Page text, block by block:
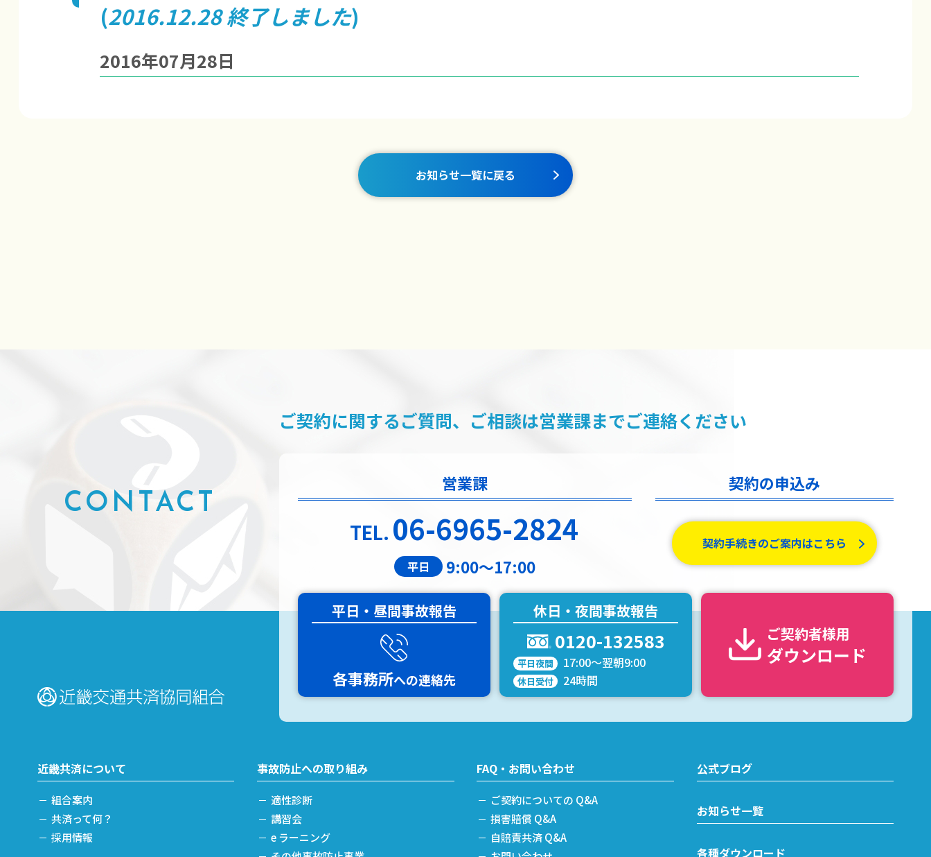
(2016.12.28 終了しました)
2016年07月28日
お知らせ一覧に戻る
CONTACT
ご契約に関するご質問、ご相談は営業課までご連絡ください
営業課
TEL. 06-6965-2824
平日 9:00～17:00
契約の申込み
契約手続きのご案内はこちら
平日・昼間事故報告
各事務所への連絡先
休日・夜間事故報告
0120-132583
平日夜間 17:00～翌朝9:00
休日受付 24時間
ご契約者様用
ダウンロード
近畿共済について
組合案内
共済って何？
採用情報
事故防止への取り組み
適性診断
講習会
e ラーニング
FAQ・お問い合わせ
ご契約についての Q&A
損害賠償 Q&A
自賠責共済 Q&A
公式ブログ
お知らせ一覧
各種ダウンロード